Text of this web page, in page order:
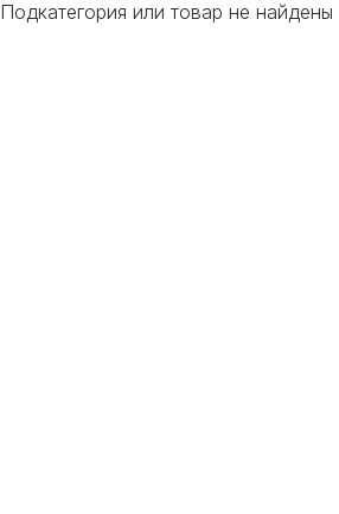
Подкатегория или товар не найдены